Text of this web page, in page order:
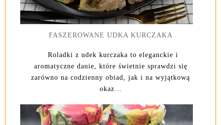
FASZEROWANE UDKA KURCZAKA
Roladki z udek kurczaka to eleganckie i
aromatyczne danie, które świetnie sprawdzi się
zarówno na codzienny obiad, jak i na wyjątkową
okaz...